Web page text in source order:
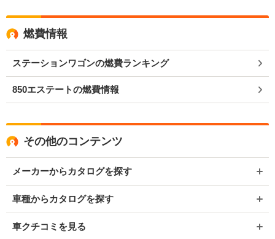
燃費情報
ステーションワゴンの燃費ランキング
850エステートの燃費情報
その他のコンテンツ
メーカーからカタログを探す
車種からカタログを探す
車クチコミを見る